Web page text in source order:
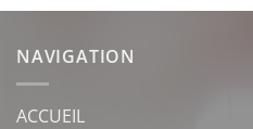
NAVIGATION
ACCUEIL